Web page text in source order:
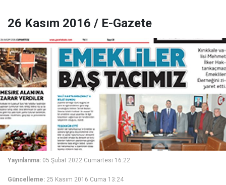
26 Kasım 2016 / E-Gazete
Yayınlanma: 05 Şubat 2022 Cumartesi 16:22
Güncelleme: 25 Kasım 2016 Cuma 13:24